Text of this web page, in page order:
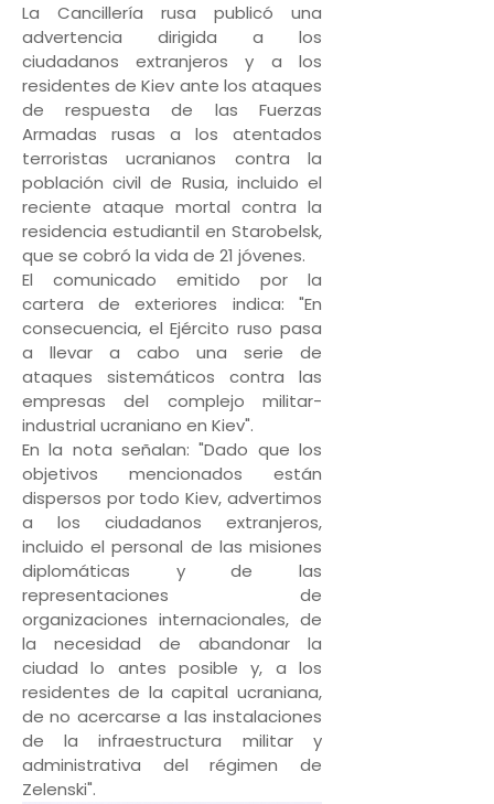
La Cancillería rusa publicó una
advertencia dirigida a los
ciudadanos extranjeros y a los
residentes de Kiev ante los ataques
de respuesta de las Fuerzas
Armadas rusas a los atentados
terroristas ucranianos contra la
población civil de Rusia, incluido el
reciente ataque mortal contra la
residencia estudiantil en Starobelsk,
que se cobró la vida de 21 jóvenes.
El comunicado emitido por la
cartera de exteriores indica: "En
consecuencia, el Ejército ruso pasa
a llevar a cabo una serie de
ataques sistemáticos contra las
empresas del complejo militar-
industrial ucraniano en Kiev".
En la nota señalan: "Dado que los
objetivos mencionados están
dispersos por todo Kiev, advertimos
a los ciudadanos extranjeros,
incluido el personal de las misiones
diplomáticas y de las
representaciones de
organizaciones internacionales, de
la necesidad de abandonar la
ciudad lo antes posible y, a los
residentes de la capital ucraniana,
de no acercarse a las instalaciones
de la infraestructura militar y
administrativa del régimen de
Zelenski".